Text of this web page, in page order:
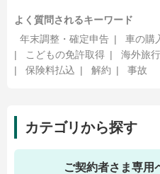
よく質問されるキーワード
年末調整・確定申告 | 車の購
|
こどもの免許取得 | 海外旅行
|
保険料払込 | 解約 | 事故
カテゴリから探す
ご契約者さま専用